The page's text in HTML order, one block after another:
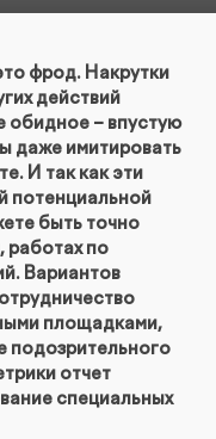
сайтов
SearchBooster
ТЕРМИНОВ
фрод. Накрутки
действий
обидное – впустую
даже имитировать
И так как эти
потенциальной
быть точно
работах по
Вариантов
площадками,
подозрительного
отчет
специальных